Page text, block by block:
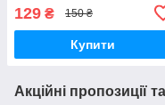
СМС
129 ₴ 150 ₴
Купити
Акційні пропозиції